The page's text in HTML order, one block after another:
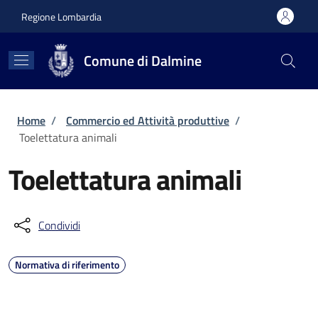
Regione Lombardia
Comune di Dalmine
Briciole di pane
Home / Commercio ed Attività produttive /
Toelettatura animali
Toelettatura animali
Condividi
Normativa di riferimento